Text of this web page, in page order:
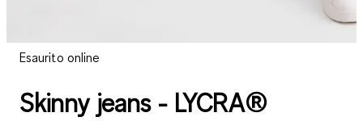
Esaurito online
Skinny jeans - LYCRA®